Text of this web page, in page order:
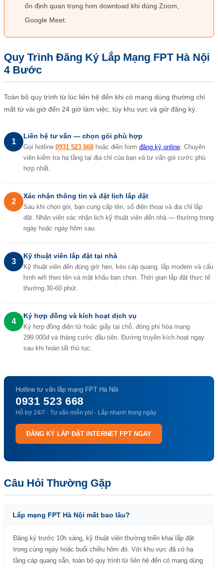
ổn định quan trọng hơn download khi dùng Zoom,
Google Meet.
Quy Trình Đăng Ký Lắp Mạng FPT Hà Nội
4 Bước
Toàn bộ quy trình từ lúc liên hệ đến khi có mạng dùng thường chỉ
mất từ vài giờ đến 24 giờ làm việc, tùy khu vực và giờ đăng ký.
1
Liên hệ tư vấn — chọn gói phù hợp
Gọi hotline 0931 523 668 hoặc điền form đăng ký online . Chuyên
viên kiểm tra hạ tầng tại địa chỉ của bạn và tư vấn gói cước phù
hợp nhất.
2
Xác nhận thông tin và đặt lịch lắp đặt
Sau khi chọn gói, bạn cung cấp tên, số điện thoại và địa chỉ lắp
đặt. Nhân viên xác nhận lịch kỹ thuật viên đến nhà — thường trong
ngày hoặc ngày hôm sau.
3
Kỹ thuật viên lắp đặt tại nhà
Kỹ thuật viên đến đúng giờ hẹn, kéo cáp quang, lắp modem và cấu
hình wifi theo tên và mật khẩu bạn chọn. Thời gian lắp đặt thực tế
thường 30-60 phút.
4
Ký hợp đồng và kích hoạt dịch vụ
Ký hợp đồng điện tử hoặc giấy tại chỗ, đóng phí hòa mạng
299.000đ và tháng cước đầu tiên. Đường truyền kích hoạt ngay
sau khi hoàn tất thủ tục.
Hotline tư vấn lắp mạng FPT Hà Nội
0931 523 668
Hỗ trợ 24/7 · Tư vấn miễn phí · Lắp nhanh trong ngày
ĐĂNG KÝ LẮP ĐẶT INTERNET FPT NGAY
Câu Hỏi Thường Gặp
Lắp mạng FPT Hà Nội mất bao lâu?
Đăng ký trước 10h sáng, kỹ thuật viên thường triển khai lắp đặt
trong cùng ngày hoặc buổi chiều hôm đó. Với khu vực đã có hạ
tầng cáp quang sẵn, toàn bộ quy trình từ liên hệ đến có mạng dùng